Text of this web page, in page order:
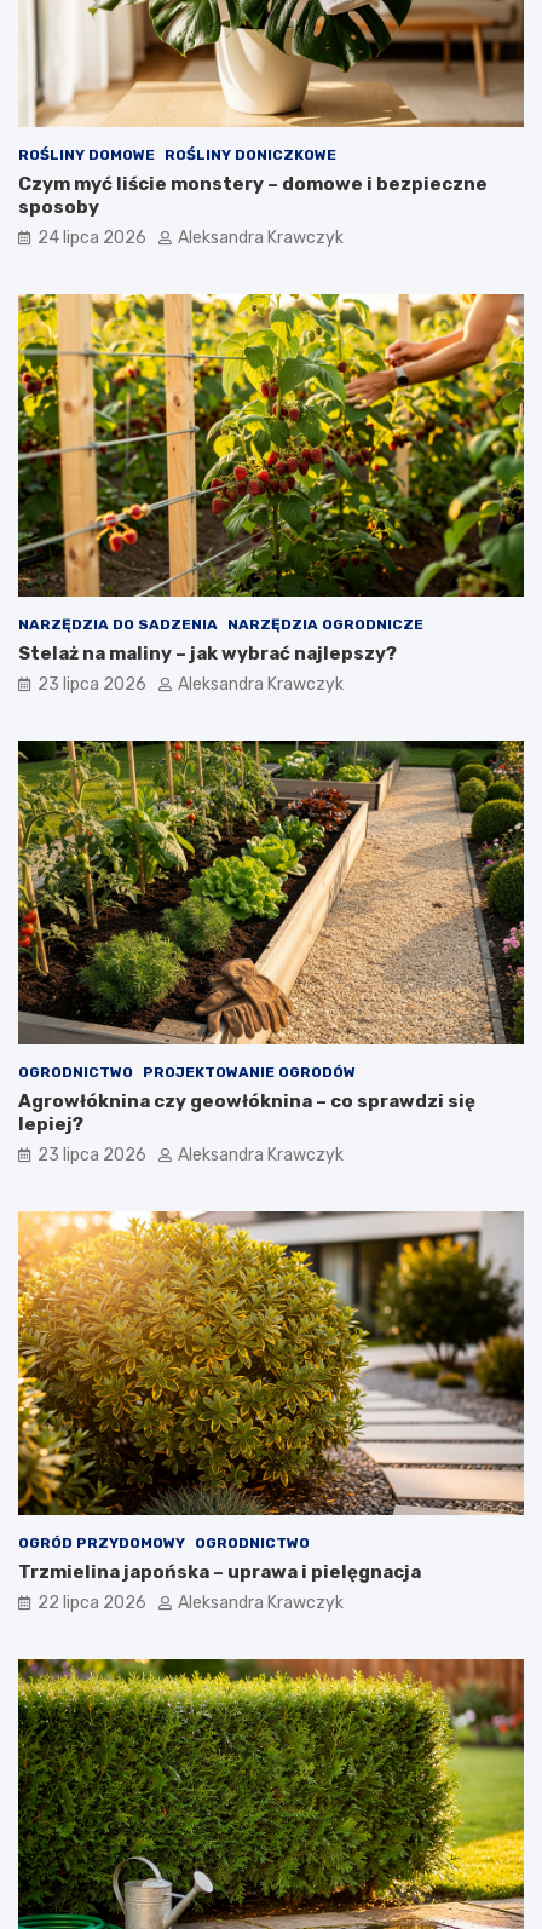
ROŚLINY DOMOWE ROŚLINY DONICZKOWE
Czym myć liście monstery – domowe i bezpieczne
sposoby
24 lipca 2026 Aleksandra Krawczyk
NARZĘDZIA DO SADZENIA NARZĘDZIA OGRODNICZE
Stelaż na maliny – jak wybrać najlepszy?
23 lipca 2026 Aleksandra Krawczyk
OGRODNICTWO PROJEKTOWANIE OGRODÓW
Agrowłóknina czy geowłóknina – co sprawdzi się
lepiej?
23 lipca 2026 Aleksandra Krawczyk
OGRÓD PRZYDOMOWY OGRODNICTWO
Trzmielina japońska – uprawa i pielęgnacja
22 lipca 2026 Aleksandra Krawczyk